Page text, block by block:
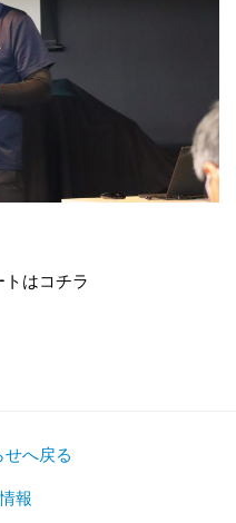
はコチラ
せへ戻る
報